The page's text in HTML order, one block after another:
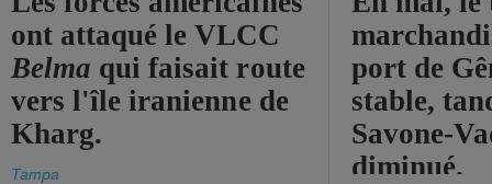
ont attaqué le VLCC
Belma qui faisait route
vers l'île iranienne de
Kharg.
Tampa
port de
stable,
Savone-
diminué.